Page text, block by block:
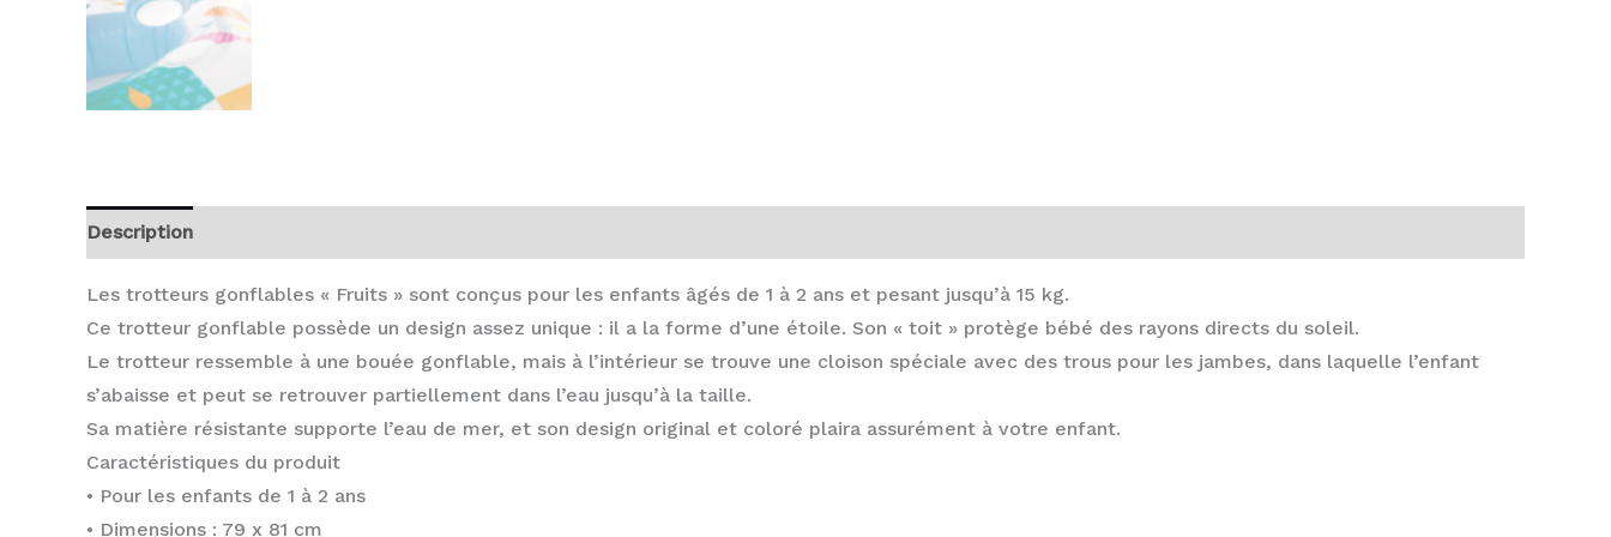
Description
Les trotteurs gonflables « Fruits » sont conçus pour les enfants âgés de 1 à 2 ans et pesant jusqu’à 15 kg.
Ce trotteur gonflable possède un design assez unique : il a la forme d’une étoile. Son « toit » protège bébé des rayons directs du soleil.
Le trotteur ressemble à une bouée gonflable, mais à l’intérieur se trouve une cloison spéciale avec des trous pour les jambes, dans laquelle l’enfant
s’abaisse et peut se retrouver partiellement dans l’eau jusqu’à la taille.
Sa matière résistante supporte l’eau de mer, et son design original et coloré plaira assurément à votre enfant.
Caractéristiques du produit
• Pour les enfants de 1 à 2 ans
• Dimensions : 79 x 81 cm